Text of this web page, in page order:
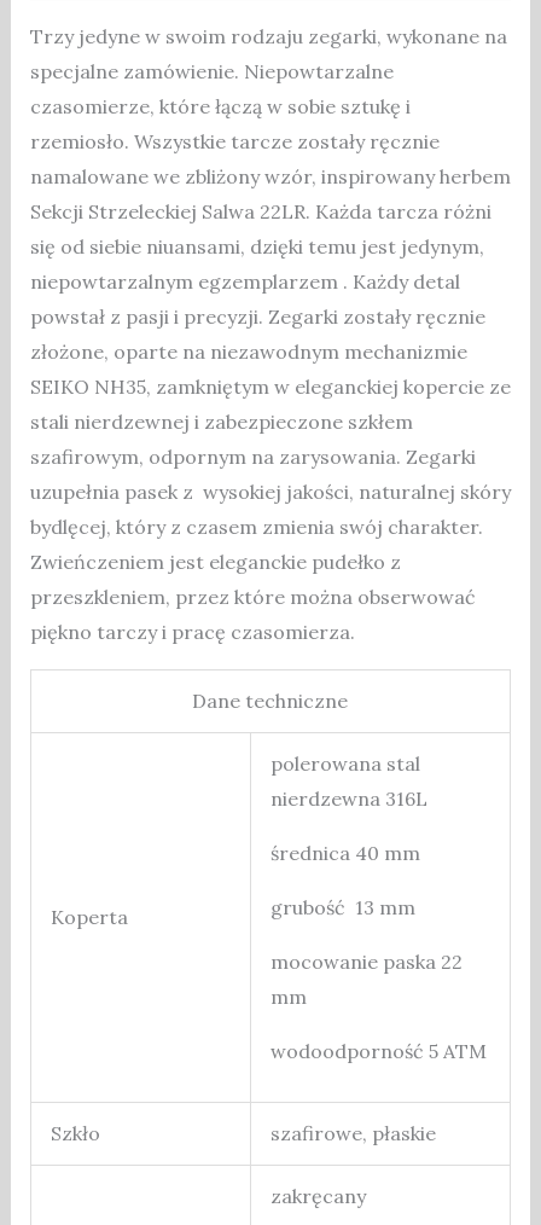
Trzy jedyne w swoim rodzaju zegarki, wykonane na
specjalne zamówienie. Niepowtarzalne
czasomierze, które łączą w sobie sztukę i
rzemiosło. Wszystkie tarcze zostały ręcznie
namalowane we zbliżony wzór, inspirowany herbem
Sekcji Strzeleckiej Salwa 22LR. Każda tarcza różni
się od siebie niuansami, dzięki temu jest jedynym,
niepowtarzalnym egzemplarzem . Każdy detal
powstał z pasji i precyzji. Zegarki zostały ręcznie
złożone, oparte na niezawodnym mechanizmie
SEIKO NH35, zamkniętym w eleganckiej kopercie ze
stali nierdzewnej i zabezpieczone szkłem
szafirowym, odpornym na zarysowania. Zegarki
uzupełnia pasek z wysokiej jakości, naturalnej skóry
bydlęcej, który z czasem zmienia swój charakter.
Zwieńczeniem jest eleganckie pudełko z
przeszkleniem, przez które można obserwować
piękno tarczy i pracę czasomierza.
Dane techniczne
Koperta
polerowana stal
nierdzewna 316L
średnica 40 mm
grubość 13 mm
mocowanie paska 22
mm
wodoodporność 5 ATM
Szkło szafirowe, płaskie
zakręcany